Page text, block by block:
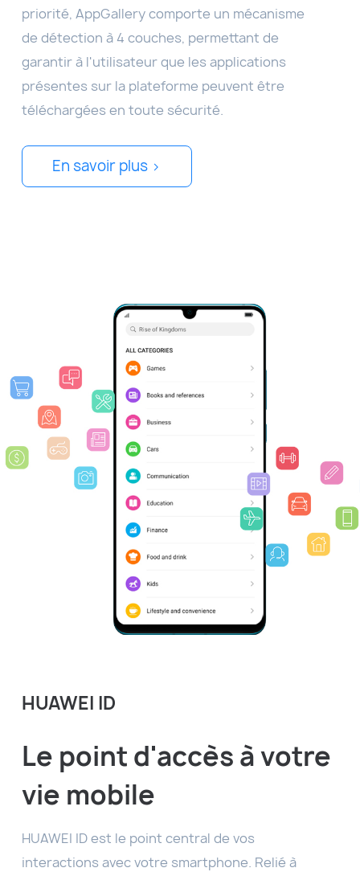
priorité, AppGallery comporte un mécanisme
de détection à 4 couches, permettant de
garantir à l'utilisateur que les applications
présentes sur la plateforme peuvent être
téléchargées en toute sécurité.
En savoir plus >
HUAWEI ID
Le point d'accès à votre
vie mobile
HUAWEI ID est le point central de vos
interactions avec votre smartphone. Relié à